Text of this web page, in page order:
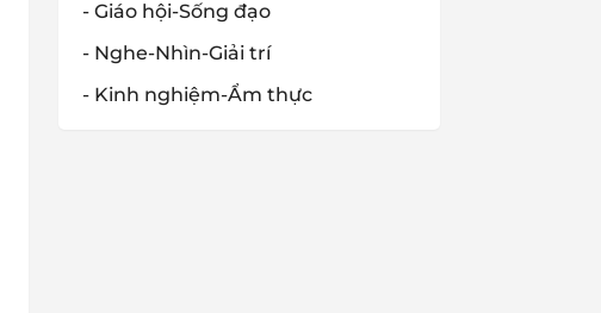
- Giáo hội-Sống đạo
- Nghe-Nhìn-Giải trí
- Kinh nghiệm-Ẩm thực